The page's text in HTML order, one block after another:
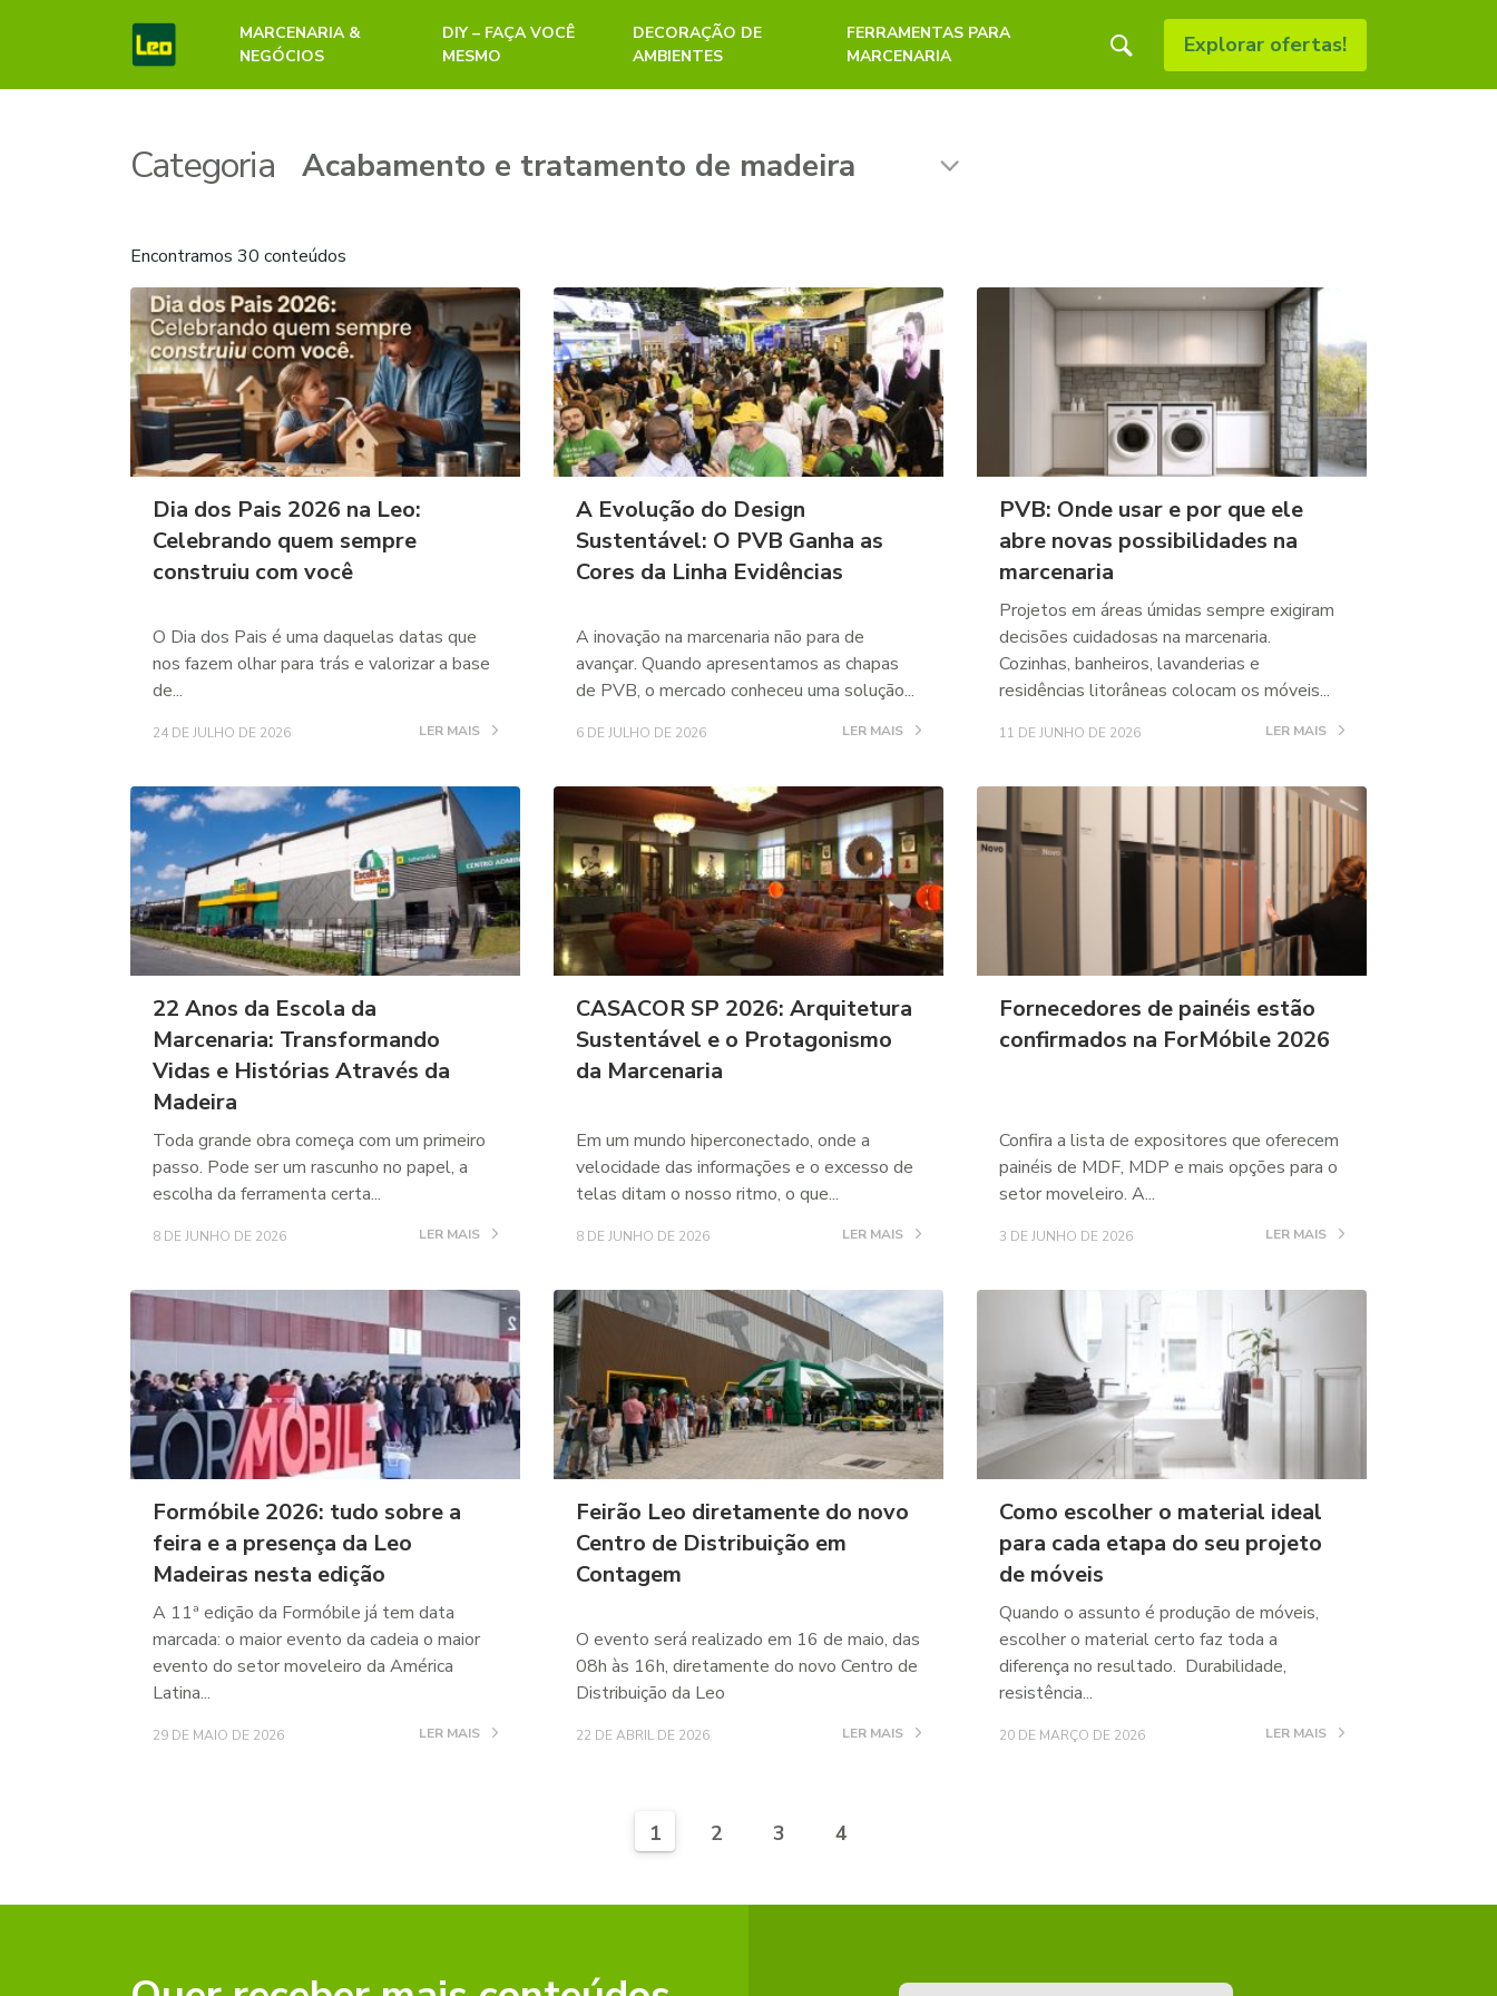
MARCENARIA &
NEGÓCIOS
DIY – FAÇA VOCÊ
MESMO
DECORAÇÃO DE
AMBIENTES
FERRAMENTAS PARA
MARCENARIA
Explorar ofertas!
Categoria
Encontramos 30 conteúdos
Dia dos Pais 2026 na Leo:
Celebrando quem sempre
construiu com você
O Dia dos Pais é uma daquelas datas que
nos fazem olhar para trás e valorizar a base
de...
24 DE JULHO DE 2026 LER MAIS
A Evolução do Design
Sustentável: O PVB Ganha as
Cores da Linha Evidências
A inovação na marcenaria não para de
avançar. Quando apresentamos as chapas
de PVB, o mercado conheceu uma solução...
6 DE JULHO DE 2026 LER MAIS
PVB: Onde usar e por que ele
abre novas possibilidades na
marcenaria
Projetos em áreas úmidas sempre exigiram
decisões cuidadosas na marcenaria.
Cozinhas, banheiros, lavanderias e
residências litorâneas colocam os móveis...
11 DE JUNHO DE 2026 LER MAIS
22 Anos da Escola da
Marcenaria: Transformando
Vidas e Histórias Através da
Madeira
Toda grande obra começa com um primeiro
passo. Pode ser um rascunho no papel, a
escolha da ferramenta certa...
8 DE JUNHO DE 2026 LER MAIS
CASACOR SP 2026: Arquitetura
Sustentável e o Protagonismo
da Marcenaria
Em um mundo hiperconectado, onde a
velocidade das informações e o excesso de
telas ditam o nosso ritmo, o que...
8 DE JUNHO DE 2026 LER MAIS
Fornecedores de painéis estão
confirmados na ForMóbile 2026
Confira a lista de expositores que oferecem
painéis de MDF, MDP e mais opções para o
setor moveleiro. A...
3 DE JUNHO DE 2026 LER MAIS
Formóbile 2026: tudo sobre a
feira e a presença da Leo
Madeiras nesta edição
A 11ª edição da Formóbile já tem data
marcada: o maior evento da cadeia o maior
evento do setor moveleiro da América
Latina...
29 DE MAIO DE 2026 LER MAIS
Feirão Leo diretamente do novo
Centro de Distribuição em
Contagem
O evento será realizado em 16 de maio, das
08h às 16h, diretamente do novo Centro de
Distribuição da Leo
22 DE ABRIL DE 2026 LER MAIS
Como escolher o material ideal
para cada etapa do seu projeto
de móveis
Quando o assunto é produção de móveis,
escolher o material certo faz toda a
diferença no resultado. Durabilidade,
resistência...
20 DE MARÇO DE 2026 LER MAIS
1 2 3 4